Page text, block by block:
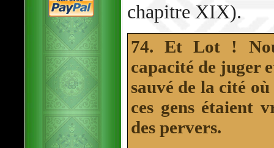
chapitre XIX).
74. Et Lot !
capacité de juger
sauvé de la cité
ces gens étaient
des pervers.